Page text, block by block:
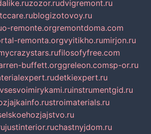
zozor.rudvigremont.ru
blogizotovoy.ru
o-remonte.orgremontdoma.com
remonta.orgvyitikho.rumirjon.ru
filosofyfree.com
buffett.orggreleon.comsp-or.ru
detkiexpert.ru
vsesvoimirykami.ruinstrumentgid.ru
stroimaterials.ru
justinterior.ruchastnyjdom.ru